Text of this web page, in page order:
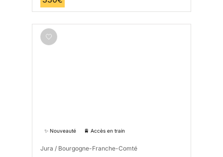
✨ Nouveauté 🚆 Accès en train
Jura / Bourgogne-Franche-Comté